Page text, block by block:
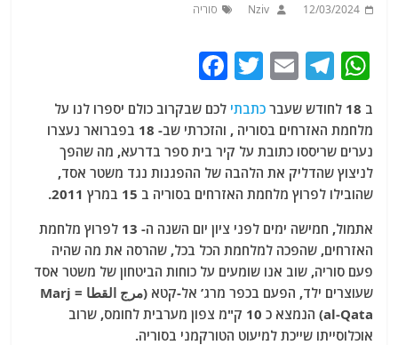
12/03/2024
Nziv סוריה
W
h
at
s
A
p
p
T
e
g
ra
m
E
ai
l
T
w
itt
er
c
e
b
o
o
k
ב 18 לחודש שעבר כתבתי לכם שבקרוב כולם יספרו לנו על
מלחמת האזרחים בסוריה , והזכרתי שב- 18 בפברואר נעצרו
נערים שריססו כתובת על קיר בית ספר בדרעא, מה שהפך
לניצוץ שהדליק את הלהבה של ההפגנות נגד משטר אסד,
שהובילו לפרוץ מלחמת האזרחים בסוריה ב 15 במרץ 2011.
אתמול, חמישה ימים לפני ציון יום השנה ה- 13 לפרוץ מלחמת
האזרחים, שהפכה למלחמת הכל בכל, שהרסה את מה שהיה
פעם סוריה, שוב אנו שומעים על כוחות הביטחון של משטר אסד
שעוצרים ילד, הפעם בכפר מרג’ אל-קטא (مرج القطا = Marj
al-Qata) הנמצא כ 10 ק"מ צפון מערבית לחומס, שרוב
אוכלוסייתו שייכת למיעוט הטורקמני בסוריה.